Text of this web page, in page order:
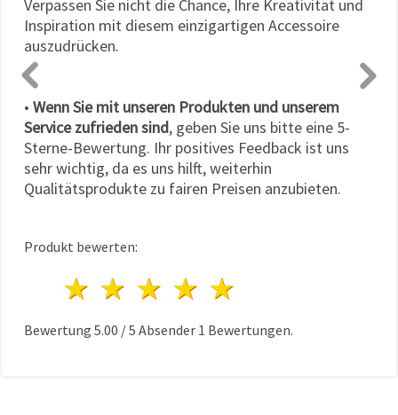
Verpassen Sie nicht die Chance, Ihre Kreativität und
Inspiration mit diesem einzigartigen Accessoire
auszudrücken.
• Wenn Sie mit unseren Produkten und unserem
Service zufrieden sind, geben Sie uns bitte eine 5-
Sterne-Bewertung. Ihr positives Feedback ist uns
sehr wichtig, da es uns hilft, weiterhin
Qualitätsprodukte zu fairen Preisen anzubieten.
Produkt bewerten:
4 Sterne
3 Sterne
2 Sterne
1 Stern
Bewertung 5.00 /5 Absender 1 Bewertungen.